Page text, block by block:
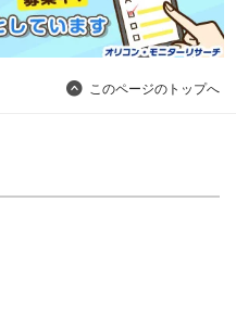
このページのトップへ